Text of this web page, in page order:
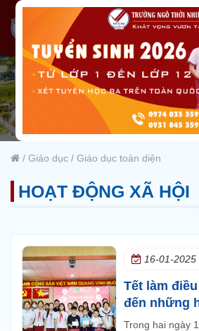
/ Giáo dục / Giáo dục toàn diện
HOẠT ĐỘNG XÃ HỘI
16-01-2025
Tết làm
đến những
khăn
Trong hai ngày